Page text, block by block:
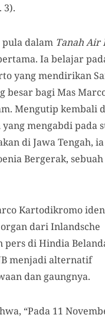
3).
dalam Tanah Air
Ia belajar
yang mendirikan
besar bagi Mas
Mengutip kembali
mengabdi pada
di Jawa Tengah, ia
Bergerak, sebuah
Kartodikromo
dari Inlandsche
pers di Hindia
menjadi alternatif
dan gaungnya.
“Pada 11